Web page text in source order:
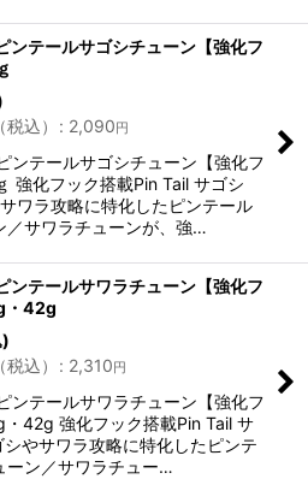
テールサゴシチューン【強化フ
込）
: 2,090 円
テールサゴシチューン【強化フ
強化フック搭載Pin Tail サゴシ
ワラ攻略に特化したピンテール
／サワラチューンが、強…
テールサワラチューン【強化フ
・42g
込）
: 2,310 円
テールサワラチューン【強化フ
42g 強化フック搭載Pin Tail サ
やサワラ攻略に特化したピンテ
ーン／サワラチュー…